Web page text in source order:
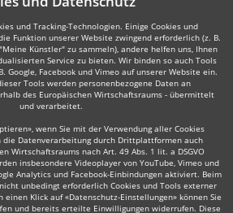
und Tracking-Technologien. Einige Cookies und
Funktion unserer Website zwingend erforderlich (z. B.
Künstler" zu sammeln), andere helfen uns, Ihnen
Service zu bieten. Wir binden so auch Tools
Google, Facebook und Vimeo auf unserer Website ein.
Tools werden personenbezogene Daten an
des Europäischen Wirtschaftsraums - übermittelt
und verarbeitet.
wenn Sie mit der Verwendung aller Cookies
Datenverarbeitung durch Drittplattformen auch
Wirtschaftsraums nach Art. 49 Abs. 1 lit. a DSGVO
insbesondere Videoplayer von YouTube, Vimeo und
Analytics und Facebook-Einbindungen aktiviert. Beim
unbedingt erforderlich Cookies und Tools externer
Klick auf «Datenschutz-Einstellungen» können Sie
und bereits erteilte Einwilligungen widerrufen. Diese